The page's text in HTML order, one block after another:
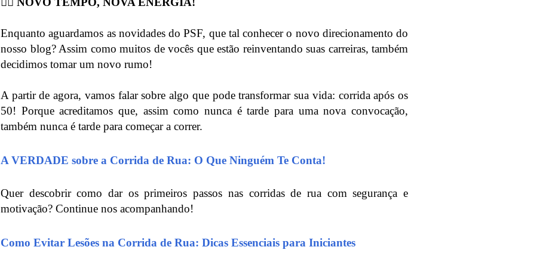
Enquanto aguardamos as novidades do PSF, que tal conhecer o novo direcionamento do
nosso blog? Assim como muitos de vocês que estão reinventando suas carreiras, também
decidimos tomar um novo rumo!
A partir de agora, vamos falar sobre algo que pode transformar sua vida: corrida após os
50! Porque acreditamos que, assim como nunca é tarde para uma nova convocação,
também nunca é tarde para começar a correr.
A VERDADE sobre a Corrida de Rua: O Que Ninguém Te Conta!
Quer descobrir como dar os primeiros passos nas corridas de rua com segurança e
motivação? Continue nos acompanhando!
Como Evitar Lesões na Corrida de Rua: Dicas Essenciais para Iniciantes